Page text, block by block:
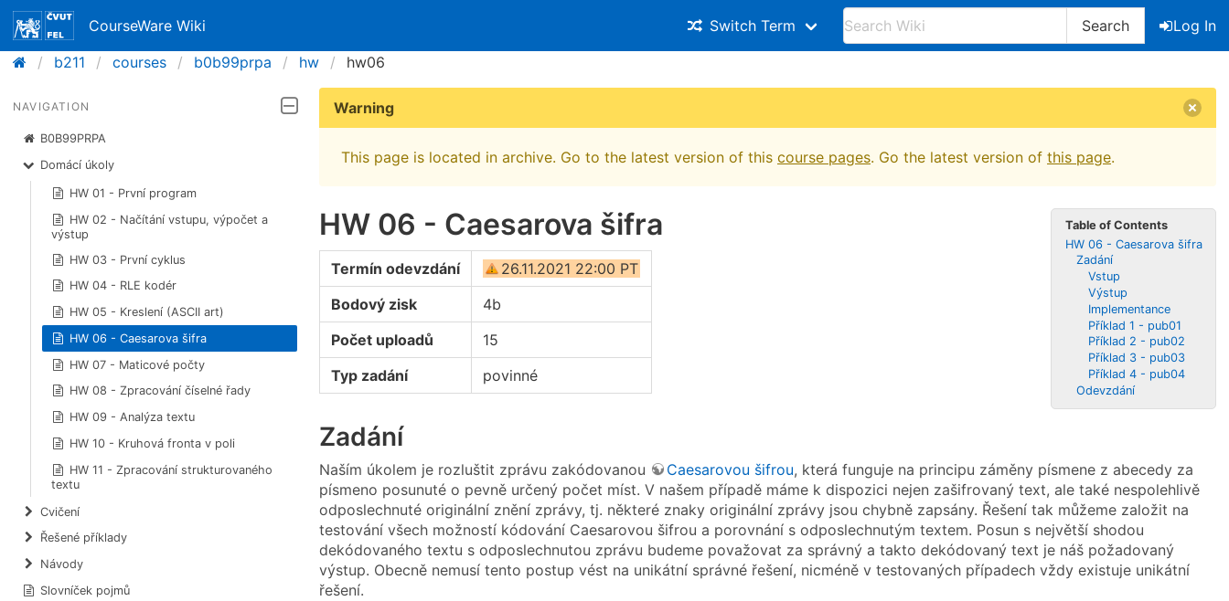
CourseWare Wiki Switch Term Search
Log In
b211
courses b0b99prpa hw hw06
NAVIGATION
B0B99PRPA
Domácí úkoly
HW 01 - První program
HW 02 - Načítání vstupu, výpočet a
výstup
HW 03 - První cyklus
HW 04 - RLE kodér
HW 05 - Kreslení (ASCII art)
HW 06 - Caesarova šifra
HW 07 - Maticové počty
HW 08 - Zpracování číselné řady
HW 09 - Analýza textu
HW 10 - Kruhová fronta v poli
HW 11 - Zpracování strukturovaného
textu
Cvičení
Řešené příklady
Návody
Slovníček pojmů
Warning
This page is located in archive. Go to the latest version of this course pages. Go the latest version of this page.
Table of Contents
HW 06 - Caesarova šifra
Zadání
Vstup
Výstup
Implementance
Příklad 1 - pub01
Příklad 2 - pub02
Příklad 3 - pub03
Příklad 4 - pub04
Odevzdání
HW 06 - Caesarova šifra
Termín odevzdání
26.11.2021 22:00 PT
Bodový zisk
4b
Počet uploadů
15
Typ zadání
povinné
Zadání
Naším úkolem je rozluštit zprávu zakódovanou Caesarovou šifrou, která funguje na principu záměny písmene z abecedy za
písmeno posunuté o pevně určený počet míst. V našem případě máme k dispozici nejen zašifrovaný text, ale také nespolehlivě
odposlechnuté originální znění zprávy, tj. některé znaky originální zprávy jsou chybně zapsány. Řešení tak můžeme založit na
testování všech možností kódování Caesarovou šifrou a porovnání s odposlechnutým textem. Posun s největší shodou
dekódovaného textu s odposlechnutou zprávu budeme považovat za správný a takto dekódovaný text je náš požadovaný
výstup. Obecně nemusí tento postup vést na unikátní správné řešení, nicméně v testovaných případech vždy existuje unikátní
řešení.